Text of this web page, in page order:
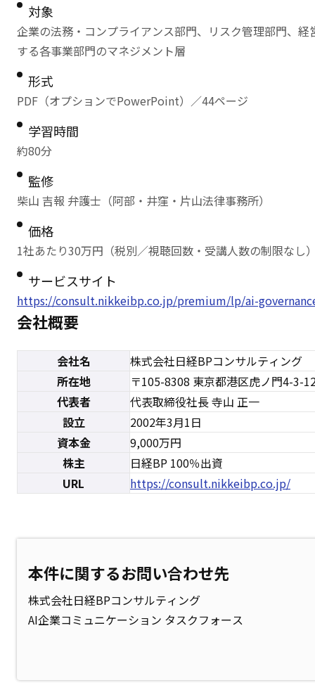
対象
企業の法務・コンプライアンス部門、リスク管理部門、
する各事業部門のマネジメント層
形式
PDF（オプションでPowerPoint）／44ページ
学習時間
約80分
監修
柴山 吉報 弁護士（阿部・井窪・片山法律事務所）
価格
1社あたり30万円（税別／視聴回数・受講人数の制限なし
サービスサイト
https://consult.nikkeibp.co.jp/premium/lp/ai-
会社概要
会社名
株式会社日経BPコンサルティング
所在地
〒105-8308 東京都港区虎ノ門4-3-
代表者
代表取締役社長 寺山 正一
設立
2002年3月1日
資本金
9,000万円
株主
日経BP 100％出資
URL
https://consult.nikkeibp.co.jp/
本件に関するお問い合わせ先
株式会社日経BPコンサルティング
AI企業コミュニケーション タスクフォース